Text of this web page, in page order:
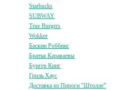
Starbucks
SUBWAY
True Burgers
Wokker
Баскин Роббинс
Братья Караваевы
Бургер Кинг
Гриль Хаус
Доставка из Пироги "Штолле"